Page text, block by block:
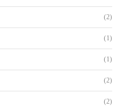
(2)
(1)
(1)
(2)
(2)